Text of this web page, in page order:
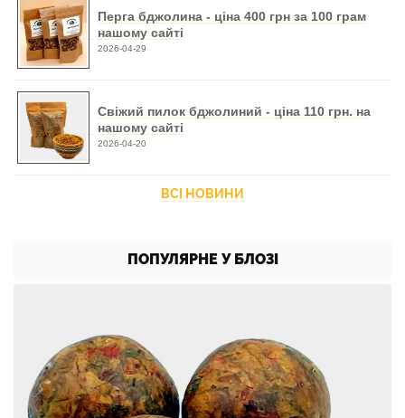
Перга бджолина - ціна 400 грн за 100 грам
нашому сайті
2026-04-29
Свіжий пилок бджолиний - ціна 110 грн. на
нашому сайті
2026-04-20
ВСІ НОВИНИ
ПОПУЛЯРНЕ У БЛОЗІ